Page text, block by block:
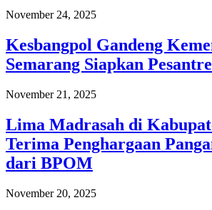
November 24, 2025
Kesbangpol Gandeng
Semarang Siapkan
November 21, 2025
Lima Madrasah di
Terima Penghargaan
dari BPOM
November 20, 2025